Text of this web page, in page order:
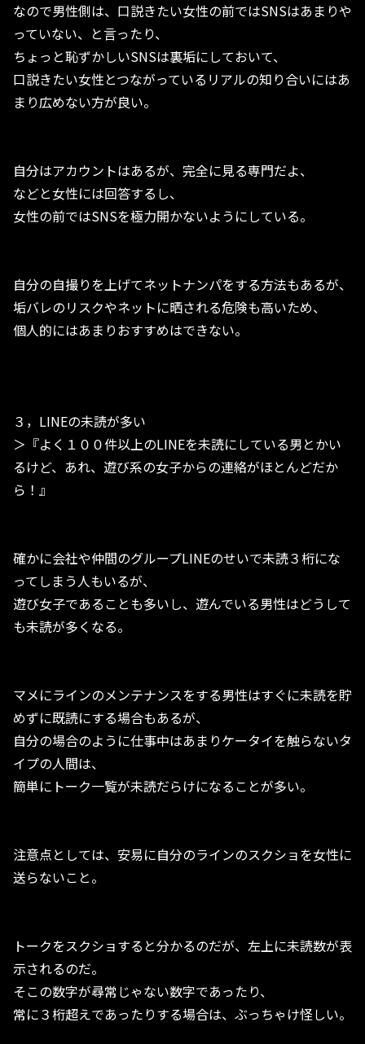
なので男性側は、口説きたい女性の前ではSNSはあまりや
っていない、と言ったり、
ちょっと恥ずかしいSNSは裏垢にしておいて、
口説きたい女性とつながっているリアルの知り合いにはあ
まり広めない方が良い。
自分はアカウントはあるが、完全に見る専門だよ、
などと女性には回答するし、
女性の前ではSNSを極力開かないようにしている。
自分の自撮りを上げてネットナンパをする方法もあるが、
垢バレのリスクやネットに晒される危険も高いため、
個人的にはあまりおすすめはできない。
３，LINEの未読が多い
＞『よく１００件以上のLINEを未読にしている男とかい
るけど、あれ、遊び系の女子からの連絡がほとんどだか
ら！』
確かに会社や仲間のグループLINEのせいで未読３桁にな
ってしまう人もいるが、
遊び女子であることも多いし、遊んでいる男性はどうして
も未読が多くなる。
マメにラインのメンテナンスをする男性はすぐに未読を貯
めずに既読にする場合もあるが、
自分の場合のように仕事中はあまりケータイを触らないタ
イプの人間は、
簡単にトーク一覧が未読だらけになることが多い。
注意点としては、安易に自分のラインのスクショを女性に
送らないこと。
トークをスクショすると分かるのだが、左上に未読数が表
示されるのだ。
そこの数字が尋常じゃない数字であったり、
常に３桁超えであったりする場合は、ぶっちゃけ怪しい。